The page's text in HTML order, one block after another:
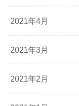
2021年4月
2021年3月
2021年2月